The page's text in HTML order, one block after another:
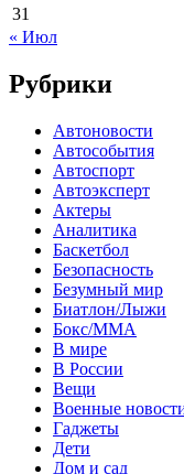
31
« Июл
Рубрики
Автоновости
Автособытия
Автоспорт
Автоэксперт
Актеры
Аналитика
Баскетбол
Безопасность
Безумный мир
Биатлон/Лыжи
Бокс/MMA
В мире
В России
Вещи
Военные
Гаджеты
Дети
Дом и сад